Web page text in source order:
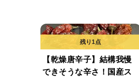
【乾燥唐辛子】結構我慢
できそうな辛さ！国産ス